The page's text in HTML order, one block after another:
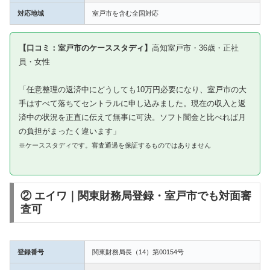
対応地域 室戸市を含む全国対応
【口コミ：室戸市のケーススタディ】 高知室戸市・36歳・正社
員・女性
「任意整理の返済中にどうしても10万円必要になり、室戸市の大
手はすべて落ちてセントラルに申し込みました。現在の収入と返
済中の状況を正直に伝えて無事に可決。ソフト闇金と比べれば月
の負担がまったく違います」
※ケーススタディです。審査通過を保証するものではありません
② エイワ｜関東財務局登録・室戸市でも対面審
査可
登録番号 関東財務局長（14）第00154号